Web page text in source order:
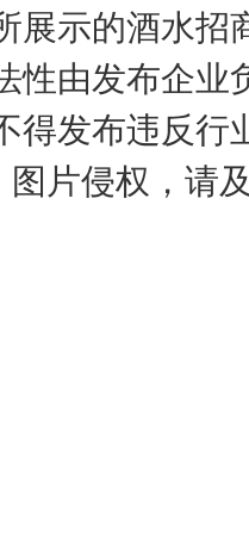
展示的酒水
性由发布企业
得发布违反行
片侵权，请